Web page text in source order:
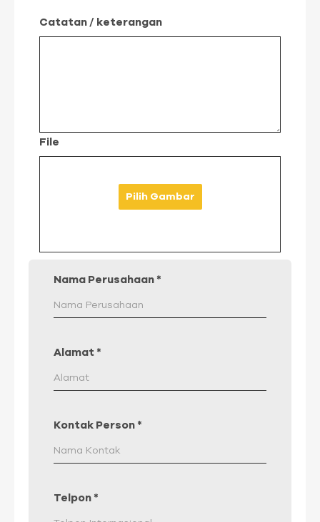
Catatan / keterangan
File
Pilih Gambar
Nama Perusahaan *
Alamat *
Kontak Person *
Telpon *